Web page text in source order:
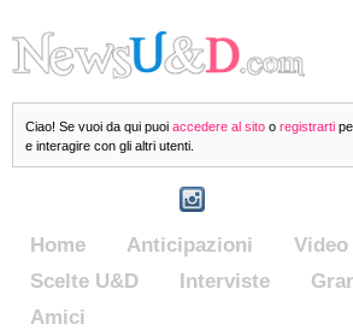
Ciao! Se vuoi da qui puoi accedere al sito o registrarti
e interagire con gli altri utenti.
Home Anticipazioni Video
Scelte U&D
Interviste
Amici